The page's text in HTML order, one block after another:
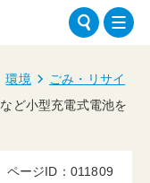
環境
ごみ・リサイ
ど小型充電式電池を
ページID：011809